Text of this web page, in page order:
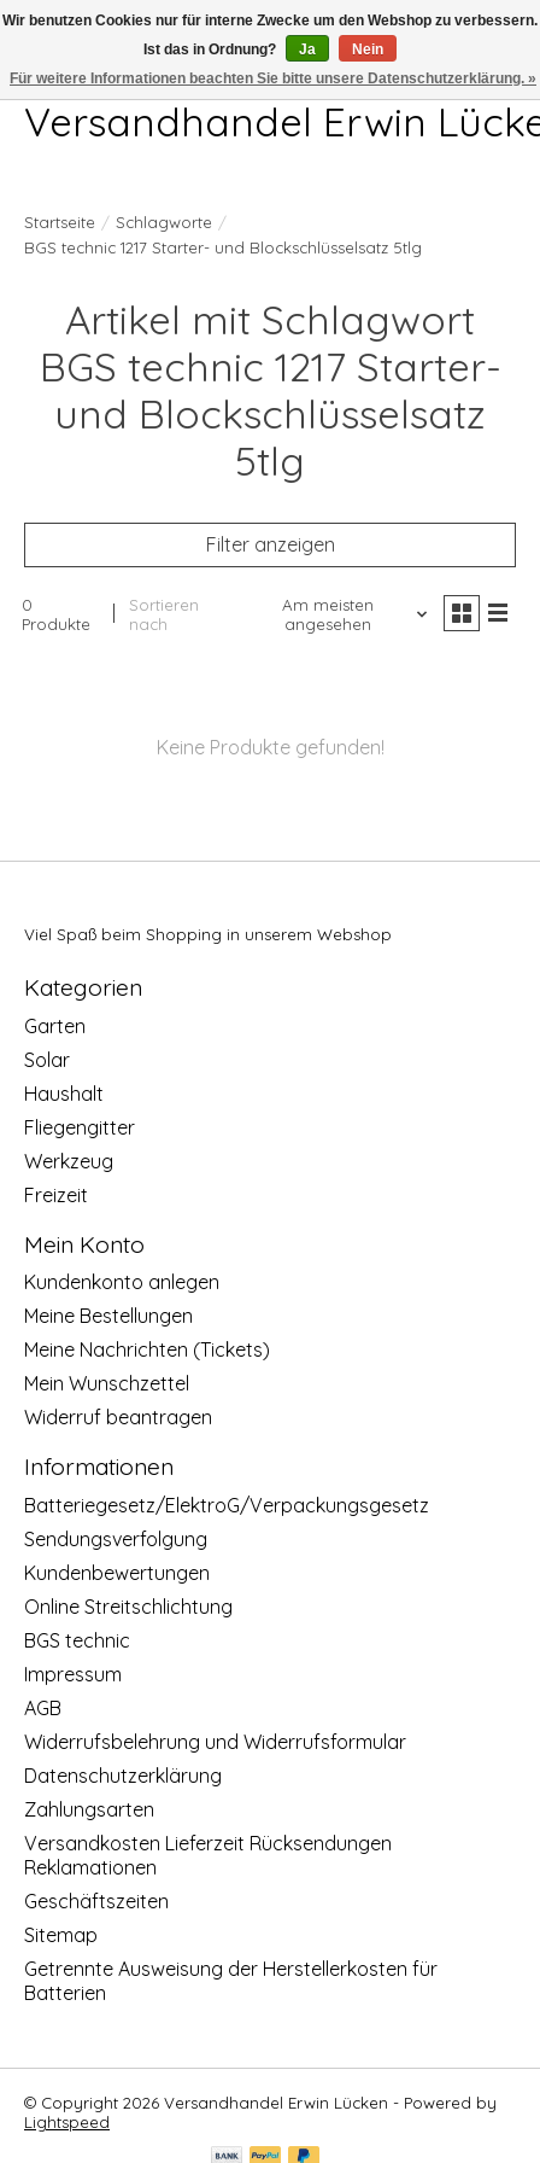
Telefon 04407 715872 MO-DO 7.00-17.00Uhr FR 7.00-13.00Uhr
Versandhandel Erwin
Startseite / Schlagworte /
BGS technic 1217 Starter- und Blockschlüsselsatz 5tlg
Artikel mit Schlagwort
BGS technic 1217 Starter-
und Blockschlüsselsatz
5tlg
Filter anzeigen
0
Produkte
Sortieren
nach
Am meisten
angesehen
Keine Produkte gefunden!
Viel Spaß beim Shopping in unserem Webshop
Kategorien
Garten
Solar
Haushalt
Fliegengitter
Werkzeug
Freizeit
Mein Konto
Kundenkonto anlegen
Meine Bestellungen
Meine Nachrichten (Tickets)
Mein Wunschzettel
Widerruf beantragen
Informationen
Batteriegesetz/ElektroG/Verpackungsgesetz
Sendungsverfolgung
Kundenbewertungen
Online Streitschlichtung
BGS technic
Impressum
AGB
Widerrufsbelehrung und Widerrufsformular
Datenschutzerklärung
Zahlungsarten
Versandkosten Lieferzeit Rücksendungen
Reklamationen
Geschäftszeiten
Sitemap
Getrennte Ausweisung der Herstellerkosten für
Batterien
© Copyright 2026 Versandhandel Erwin Lücken - Powered by
Lightspeed
Wir benutzen Cookies nur für interne Zwecke um den Webshop zu verbessern.
Ist das in Ordnung?
Ja
Nein
Für weitere Informationen beachten Sie bitte unsere Datenschutzerklärung. »